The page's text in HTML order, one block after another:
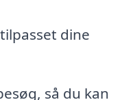
dine
så du kan